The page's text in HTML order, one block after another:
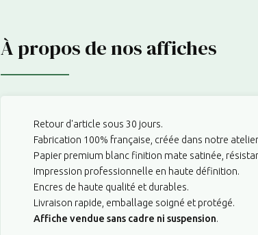
À propos de nos affiches
Retour d'article sous 30 jours.
Fabrication 100% française, créée dans notre
Papier premium blanc finition mate satinée,
Impression professionnelle en haute définition.
Encres de haute qualité et durables.
Livraison rapide, emballage soigné et protégé.
Affiche vendue sans cadre ni suspension.